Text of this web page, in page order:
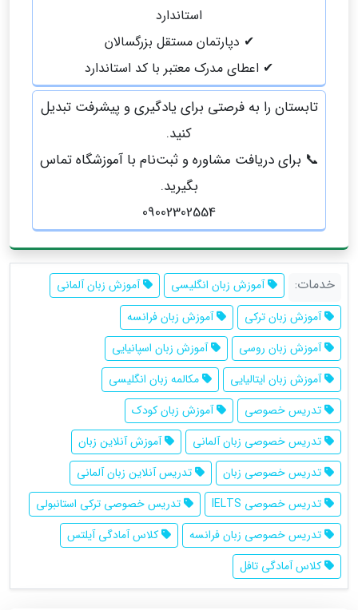
استاندارد
✔ دپارتمان مستقل بزرگسالان
✔ اعطای مدرک معتبر با کد استاندارد
تابستان را به فرصتی برای یادگیری و پیشرفت تبدیل
کنید.
📞 برای دریافت مشاوره و ثبت‌نام با آموزشگاه تماس
بگیرید.
09002302554
خدمات: آموزش زبان انگلیسی
آموزش زبان آلمانی
آموزش زبان ترکی
آموزش زبان فرانسه
آموزش زبان روسی
آموزش زبان اسپانیایی
آموزش زبان ایتالیایی
مکالمه زبان انگلیسی
تدریس خصوصی
آموزش زبان کودک
تدریس خصوصی زبان آلمانی
آموزش آنلاین زبان
تدریس خصوصی زبان
تدریس آنلاین زبان آلمانی
تدریس خصوصی IELTS
تدریس خصوصی ترکی استانبولی
تدریس خصوصی زبان فرانسه
کلاس آمادگی آیلتس
کلاس آمادگی تافل